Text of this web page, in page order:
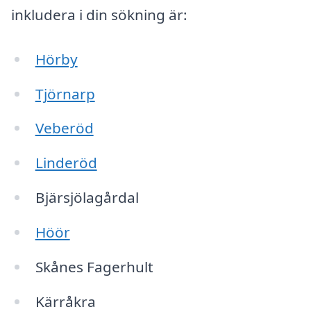
inkludera i din sökning är:
Hörby
Tjörnarp
Veberöd
Linderöd
Bjärsjölagårdal
Höör
Skånes Fagerhult
Kärråkra